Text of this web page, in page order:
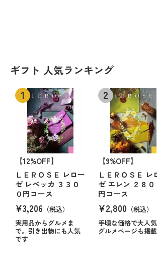
ギフト 人気ランキング
【12%OFF】
ＬＥＲＯＳＥ レロー
ゼ レベッカ ３３０
０円コース
¥3,206 （税込）
実用品からグルメま
で。引き出物にも人気
です
【9%OFF】
ＬＥＲＯＳＥ レ
ゼ エレン ２８０
円コース
¥2,800 （税込）
手頃な価格で大人気
グルメページも掲載